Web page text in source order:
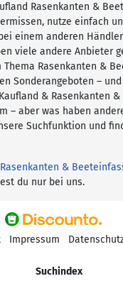
Rasenkanten &
nutze einfach
einem anderen
viele andere Anbieter
Thema Rasenkanten &
Sonderangeboten –
& Rasenkanten
– aber was haben
Suchfunktion und
Rasenkanten &
du nur bei uns.
Impressum
Suchindex